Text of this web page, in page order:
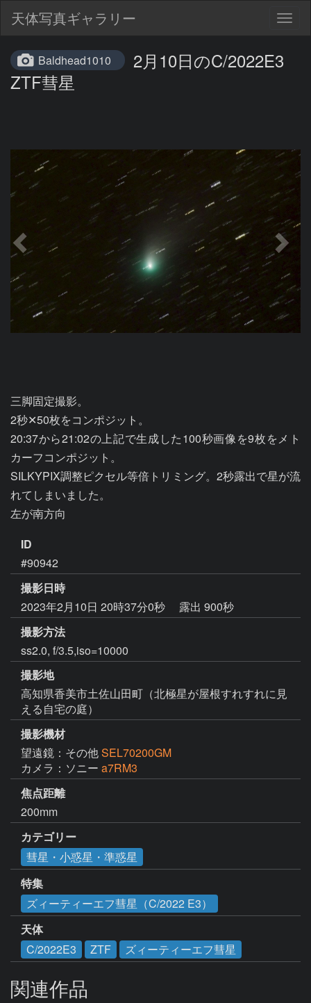
天体写真ギャラリー
Baldhead1010
2月10日のC/2022E3
ZTF彗星
三脚固定撮影。
2秒✕50枚をコンポジット。
20:37から21:02の上記で生成した100秒画像を9枚をメト
カーフコンポジット。
SILKYPIX調整ピクセル等倍トリミング。2秒露出で星が流
れてしまいました。
ID
#90942
撮影日時
2023年2月10日 20時37分0秒
露出 900秒
撮影方法
ss2.0, f/3.5,iso=10000
撮影地
高知県香美市土佐山田町（北極星が屋根すれすれに見
える自宅の庭）
撮影機材
望遠鏡：その他SEL70200GM
カメラ：ソニー a7RM3
焦点距離
200mm
カテゴリー
彗星・小惑星・準惑星
特集
ズィーティーエフ彗星（C/2022 E3）
天体
C/2022E3
ZTF ズィーティーエフ彗星
関連作品